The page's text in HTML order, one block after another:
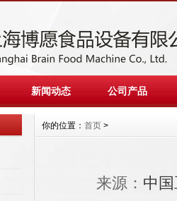
新闻动态 公司产品
你的位置： 首页 >
来源： 中